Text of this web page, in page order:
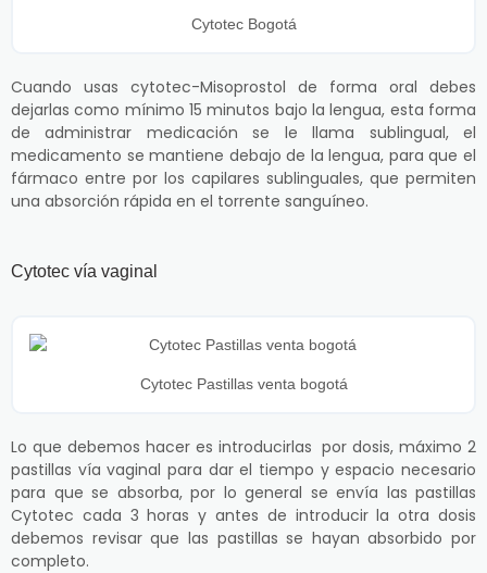
Cytotec Bogotá
Cuando usas cytotec-Misoprostol de forma oral debes
dejarlas como mínimo 15 minutos bajo la lengua, esta forma
de administrar medicación se le llama sublingual, el
medicamento se mantiene debajo de la lengua, para que el
fármaco entre por los capilares sublinguales, que permiten
una absorción rápida en el torrente sanguíneo.
Cytotec vía vaginal
Cytotec Pastillas venta bogotá
Lo que debemos hacer es introducirlas por dosis, máximo 2
pastillas vía vaginal para dar el tiempo y espacio necesario
para que se absorba, por lo general se envía las pastillas
Cytotec cada 3 horas y antes de introducir la otra dosis
debemos revisar que las pastillas se hayan absorbido por
completo.